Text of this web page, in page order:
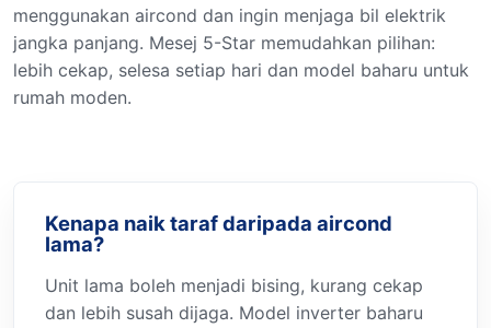
menggunakan aircond dan ingin menjaga bil elektrik
jangka panjang. Mesej 5-Star memudahkan pilihan:
lebih cekap, selesa setiap hari dan model baharu untuk
rumah moden.
Kenapa naik taraf daripada aircond
lama?
Unit lama boleh menjadi bising, kurang cekap
dan lebih susah dijaga. Model inverter baharu